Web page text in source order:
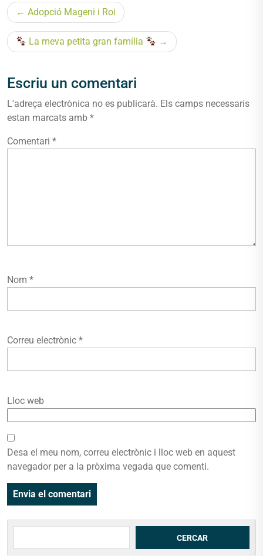
Navegació
d'entrades
Adopció Mageni i Roi
La meva petita gran família
Escriu un comentari
L'adreça electrònica no es publicarà. Els camps necessaris
estan marcats amb *
Comentari *
Nom *
Correu electrònic *
Lloc web
Desa el meu nom, correu electrònic i lloc web en aquest
navegador per a la pròxima vegada que comenti.
Cerca CERCAR